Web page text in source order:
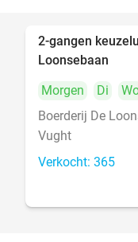
2-gangen
Loonsebaan
Morgen
Di
Boerderij De
Vught
Verkocht: 365